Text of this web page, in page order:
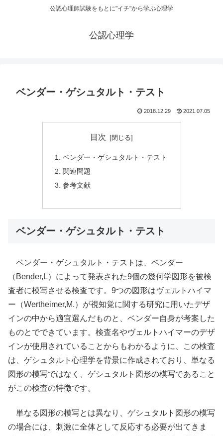
公認心理師試験をもとに"イチ"から学ぶ心理学
公認心理学
ベンダー・ゲシュタルト・テスト
2018.12.29 2021.07.05
目次
ベンダー・ゲシュタルト・テスト
関連問題
参考文献
ベンダー・ゲシュタルト・テスト
ベンダー・ゲシュタルト・テストは、ベンダー
（Bender,L）によって発表された9個の幾何学図形を被検
査者に模写させる検査です。9つの図形はヴェルトハイマ
ー（Wertheimer,M.）が視知覚に関する研究に用いたデザ
インの中から適宜選んだものと、ベンダー自身が考案した
ものとでできています。検査名やヴェルトハイマーのデザ
インが使用されていることからもわかるように、この検査
は、ゲシュタルト心理学を背景に作成されており、単なる
図形の模写ではなく、ゲシュタルト図形の模写であること
がこの検査の特徴です。
単なる図形の模写とは異なり、ゲシュタルト図形の模写
の場合には、刺激に全体として反応する必要が出てきま